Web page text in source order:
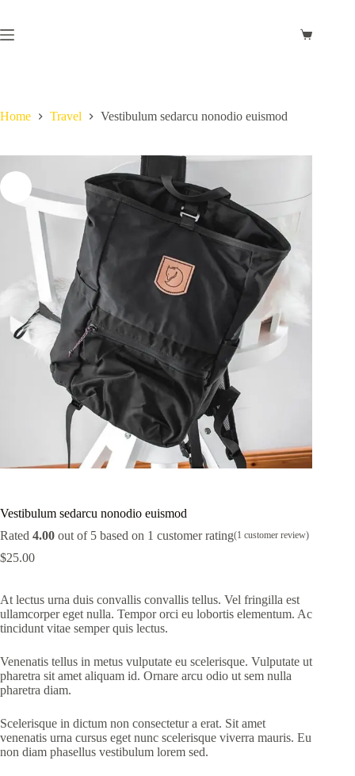
content
Shopping
Home Travel Vestibulum sedarcu nonodio euismod
Vestibulum sedarcu nonodio euismod
Rated 4.00 out of 5 based on 1 customer rating(1 customer review)
$25.00
At lectus urna duis convallis convallis tellus. Vel fringilla est
ullamcorper eget nulla. Tempor orci eu lobortis elementum. Ac
tincidunt vitae semper quis lectus.
Venenatis tellus in metus vulputate eu scelerisque. Vulputate ut
pharetra sit amet aliquam id. Ornare arcu odio ut sem nulla
pharetra diam.
Scelerisque in dictum non consectetur a erat. Sit amet
venenatis urna cursus eget nunc scelerisque viverra mauris. Eu
non diam phasellus vestibulum lorem sed.